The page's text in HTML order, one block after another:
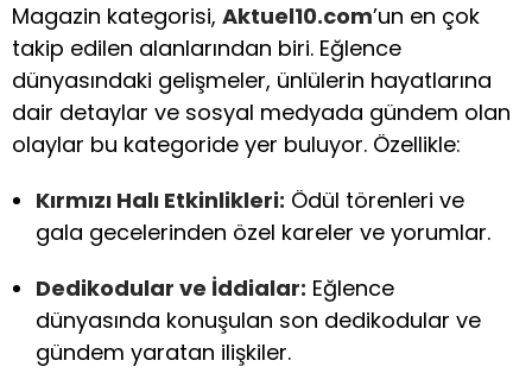
Magazin kategorisi, Aktuel10.com’un en çok
takip edilen alanlarından biri. Eğlence
dünyasındaki gelişmeler, ünlülerin hayatlarına
dair detaylar ve sosyal medyada gündem olan
olaylar bu kategoride yer buluyor. Özellikle:
Kırmızı Halı Etkinlikleri: Ödül törenleri ve
gala gecelerinden özel kareler ve yorumlar.
Dedikodular ve İddialar: Eğlence
dünyasında konuşulan son dedikodular ve
gündem yaratan ilişkiler.